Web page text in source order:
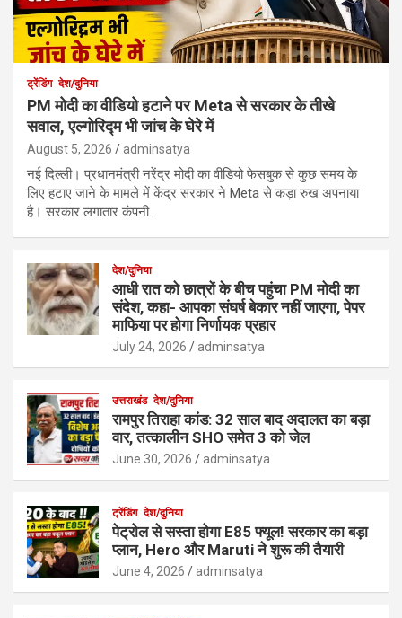
ट्रेंडिंग देश/दुनिया
PM मोदी का वीडियो हटाने पर Meta से सरकार के तीखे
सवाल, एल्गोरिद्म भी जांच के घेरे में
August 5, 2026 adminsatya
नई दिल्ली। प्रधानमंत्री नरेंद्र मोदी का वीडियो फेसबुक से कुछ समय के
लिए हटाए जाने के मामले में केंद्र सरकार ने Meta से कड़ा रुख अपनाया
है। सरकार लगातार कंपनी…
देश/दुनिया
आधी रात को छात्रों के बीच पहुंचा PM मोदी का
संदेश, कहा- आपका संघर्ष बेकार नहीं जाएगा, पेपर
माफिया पर होगा निर्णायक प्रहार
July 24, 2026 adminsatya
उत्तराखंड देश/दुनिया
रामपुर तिराहा कांड: 32 साल बाद अदालत का बड़ा
वार, तत्कालीन SHO समेत 3 को जेल
June 30, 2026 adminsatya
ट्रेंडिंग देश/दुनिया
पेट्रोल से सस्ता होगा E85 फ्यूल! सरकार का बड़ा
प्लान, Hero और Maruti ने शुरू की तैयारी
June 4, 2026 adminsatya